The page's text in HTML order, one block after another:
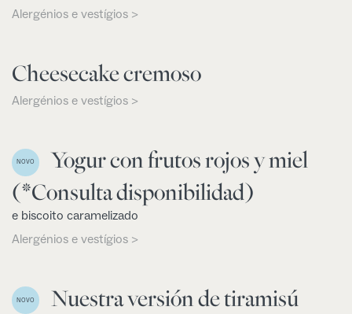
Alergénios e vestígios >
Cheesecake cremoso
Alergénios e vestígios >
NOVO
Yogur con frutos rojos y miel
(*Consulta disponibilidad)
e biscoito caramelizado
Alergénios e vestígios >
NOVO
Nuestra versión de tiramisú